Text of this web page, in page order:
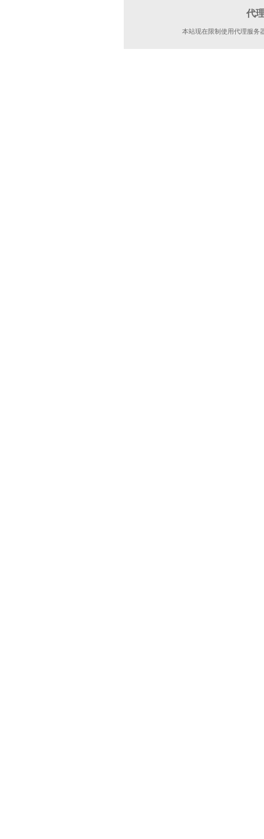
代
本站现在限制使用代理服务